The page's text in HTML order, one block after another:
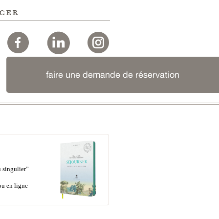
faire une demande de réservation
singulier”
en ligne